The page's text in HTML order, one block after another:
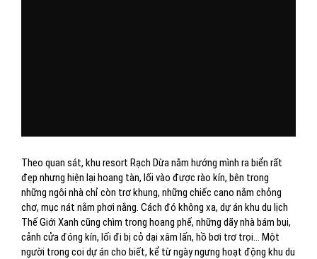
Theo quan sát, khu resort Rạch Dừa nằm hướng mình ra biển rất
đẹp nhưng hiện lại hoang tàn, lối vào được rào kín, bên trong
những ngôi nhà chỉ còn trơ khung, những chiếc cano nằm chỏng
chơ, mục nát nằm phơi nắng. Cách đó không xa, dự án khu du lịch
Thế Giới Xanh cũng chìm trong hoang phế, những dãy nhà bám bụi,
cảnh cửa đóng kín, lối đi bị cỏ dại xâm lấn, hồ bơi trơ trọi... Một
người trong coi dự án cho biết, kể từ ngày ngưng hoạt động khu du